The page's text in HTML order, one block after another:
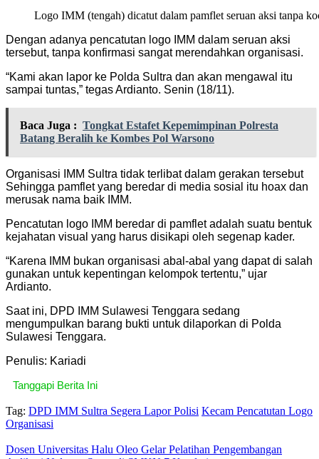
Logo IMM (tengah) dicatut dalam pamflet seruan aksi tanpa
Dengan adanya pencatutan logo IMM dalam seruan aksi
tersebut, tanpa konfirmasi sangat merendahkan organisasi.
“Kami akan lapor ke Polda Sultra dan akan mengawal itu
sampai tuntas,” tegas Ardianto. Senin (18/11).
Baca Juga : Tongkat Estafet Kepemimpinan Polresta
Batang Beralih ke Kombes Pol Warsono
Organisasi IMM Sultra tidak terlibat dalam gerakan tersebut
Sehingga pamflet yang beredar di media sosial itu hoax dan
merusak nama baik IMM.
Pencatutan logo IMM beredar di pamflet adalah suatu bentuk
kejahatan visual yang harus disikapi oleh segenap kader.
“Karena IMM bukan organisasi abal-abal yang dapat di salah
gunakan untuk kepentingan kelompok tertentu,” ujar
Ardianto.
Saat ini, DPD IMM Sulawesi Tenggara sedang
mengumpulkan barang bukti untuk dilaporkan di Polda
Sulawesi Tenggara.
Penulis: Kariadi
Tanggapi Berita Ini
Tag: DPD IMM Sultra Segera Lapor Polisi Kecam Pencatutan Logo
Organisasi
Dosen Universitas Halu Oleo Gelar Pelatihan Pengembangan